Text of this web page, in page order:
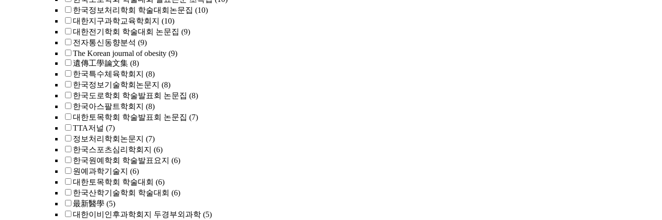
한국정보처리학회 학술대회논문집 (10)
대한지구과학교육학회지 (10)
대한전기학회 학술대회 논문집 (9)
전자통신동향분석 (9)
The Korean journal of obesity (9)
遺傳工學論文集 (8)
한국특수체육학회지 (8)
한국정보기술학회논문지 (8)
한국도로학회 학술발표회 논문집 (8)
한국아스팔트학회지 (8)
대한토목학회 학술발표회 논문집 (7)
TTA저널 (7)
정보처리학회논문지 (7)
한국스포츠심리학회지 (6)
한국원예학회 학술발표요지 (6)
원예과학기술지 (6)
대한토목학회 학술대회 (6)
한국산학기술학회 학술대회 (6)
最新醫學 (5)
대한이비인후과학회지 두경부외과학 (5)